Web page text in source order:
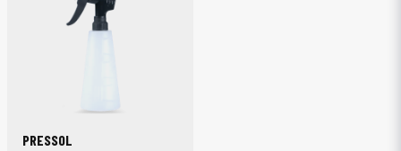
PRESSOL